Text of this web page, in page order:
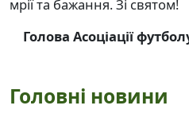
мрії та бажання. Зі святом!
Голова Асоціації
Головні новини